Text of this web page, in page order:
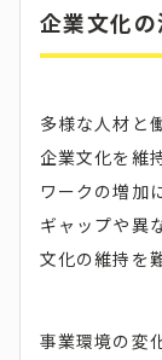
企業文化
多様な人材と
企業文化を維
ワークの増加
ギャップや異
文化の維持を
事業環境の変